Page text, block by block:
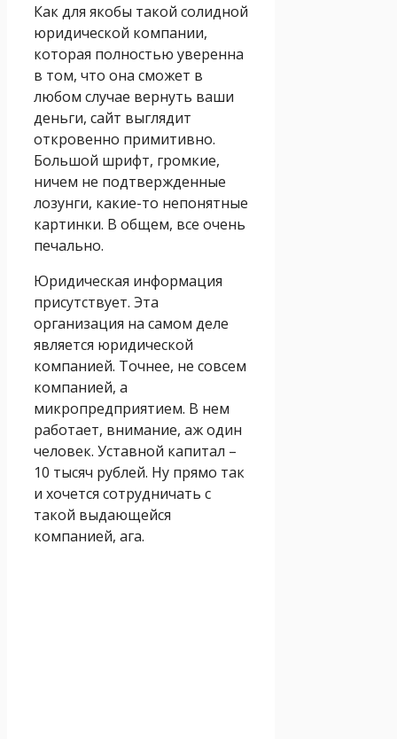
Как для якобы такой солидной
юридической компании,
которая полностью уверенна
в том, что она сможет в
любом случае вернуть ваши
деньги, сайт выглядит
откровенно примитивно.
Большой шрифт, громкие,
ничем не подтвержденные
лозунги, какие-то непонятные
картинки. В общем, все очень
печально.
Юридическая информация
присутствует. Эта
организация на самом деле
является юридической
компанией. Точнее, не совсем
компанией, а
микропредприятием. В нем
работает, внимание, аж один
человек. Уставной капитал –
10 тысяч рублей. Ну прямо так
и хочется сотрудничать с
такой выдающейся
компанией, ага.